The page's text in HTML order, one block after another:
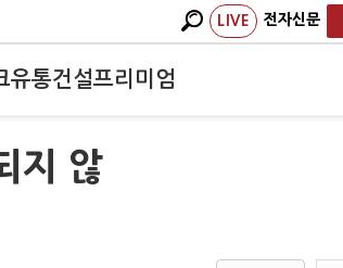
LIVE 전자신문
유통건설프리미엄
지 않